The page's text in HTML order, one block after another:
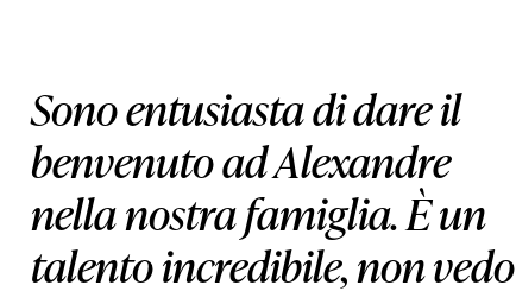
Sono entusiasta di dare il
benvenuto ad Alexandre
nella nostra famiglia. È un
talento incredibile, non vedo